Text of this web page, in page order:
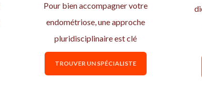
Pour bien accompagner votre
endométriose, une approche
pluridisciplinaire est clé
TROUVER UN SPÉCIALISTE